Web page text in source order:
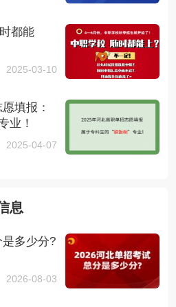
都能
2025-03-10
填报：
业！
2025-04-07
息
多少分?
2026-08-03